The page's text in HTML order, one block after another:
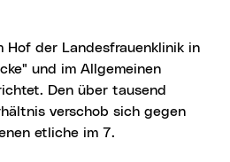
und im Allgemeinen
Den über tausend
verschob sich gegen
etliche im 7.